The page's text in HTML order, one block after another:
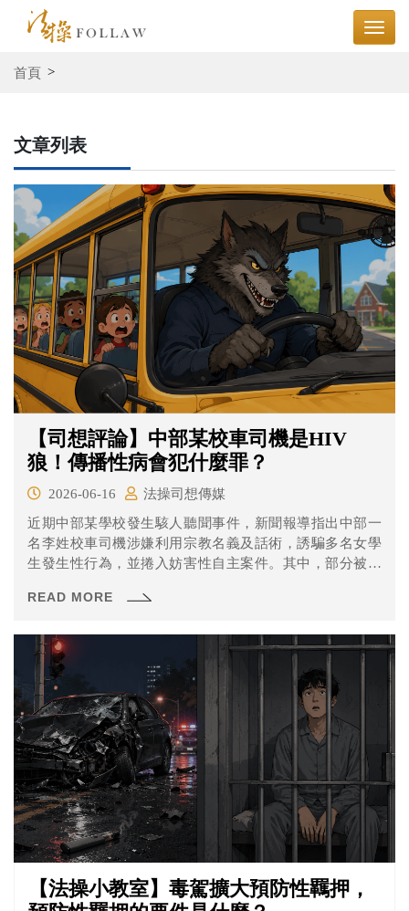
首頁
文章列表
【司想評論】中部某校車司機是HIV
狼！傳播性病會犯什麼罪？
2026-06-16
法操司想傳媒
近期中部某學校發生駭人聽聞事件，新聞報導指出中部一
名李姓校車司機涉嫌利用宗教名義及話術，誘騙多名女學
生發生性行為，並捲入妨害性自主案件。其中，部分被害
社會關注。
READ MORE
【法操小教室】毒駕擴大預防性羈押，